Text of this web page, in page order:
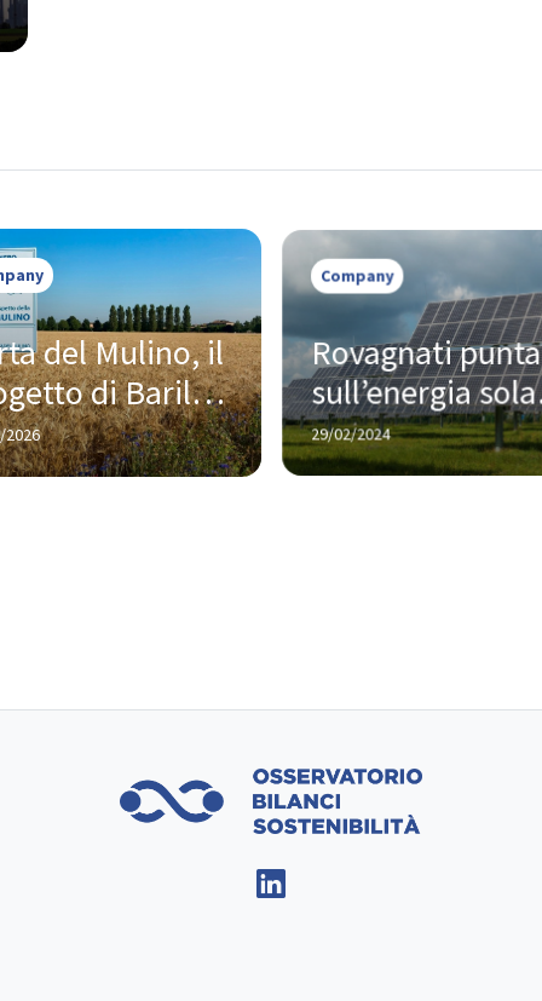
del Mulino, il
di Barilla
porta
e
2026
Company
Rovagnati punta
sull’energia
per uno
sostenibile
29/02/2024